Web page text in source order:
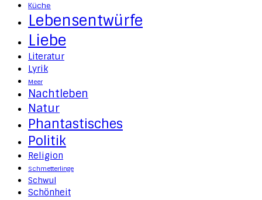
Küche
Lebensentwürfe
Liebe
Literatur
Lyrik
Meer
Nachtleben
Natur
Phantastisches
Politik
Religion
Schmetterlinge
Schwul
Schönheit